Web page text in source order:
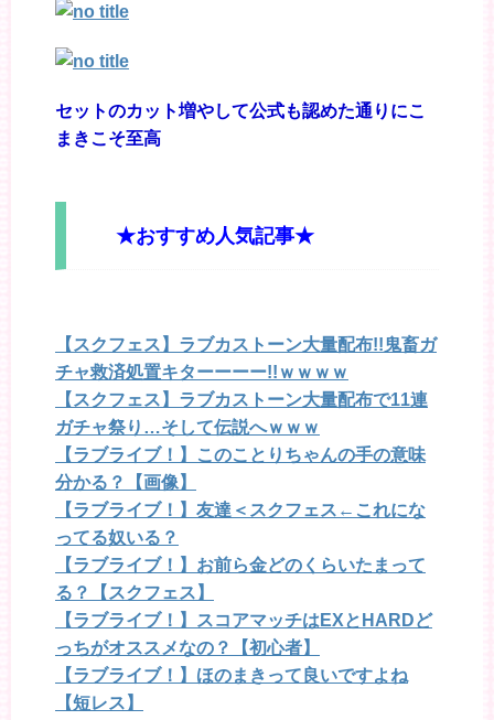
セットのカット増やして公式も認めた通りにこ
まきこそ至高
★おすすめ人気記事★
【スクフェス】ラブカストーン大量配布!!鬼畜ガ
チャ救済処置キターーーー!!ｗｗｗｗ
【スクフェス】ラブカストーン大量配布で11連
ガチャ祭り…そして伝説へｗｗｗ
【ラブライブ！】このことりちゃんの手の意味
分かる？【画像】
【ラブライブ！】友達＜スクフェス←これにな
ってる奴いる？
【ラブライブ！】お前ら金どのくらいたまって
る？【スクフェス】
【ラブライブ！】スコアマッチはEXとHARDど
っちがオススメなの？【初心者】
【ラブライブ！】ほのまきって良いですよね
【短レス】